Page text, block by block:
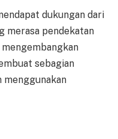
dukungan dari
merasa pendekatan
sebagian
menggunakan